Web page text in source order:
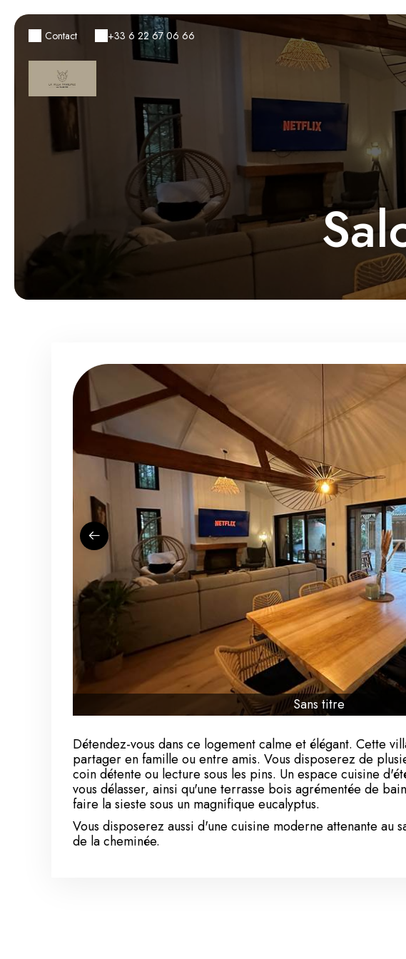
Contact +33 6 22 67 06 66
Sans titre
Détendez-vous dans ce logement calme et élégant. Cette
partager en famille ou entre amis. Vous disposerez de
coin détente ou lecture sous les pins. Un espace cuisine
vous délasser, ainsi qu'une terrasse bois agrémentée de
faire la sieste sous un magnifique eucalyptus.
Vous disposerez aussi d'une cuisine moderne attenante au
de la cheminée.